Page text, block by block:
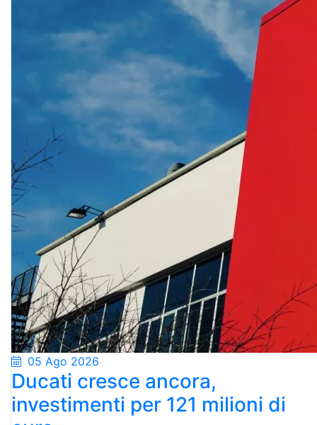
05 Ago 2026
Ducati cresce ancora,
investimenti per 121 milioni di